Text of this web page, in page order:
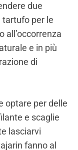
due
tartufo per le
all’occorrenza
e in più
di
optare per delle
e scaglie
lasciarvi
fanno al